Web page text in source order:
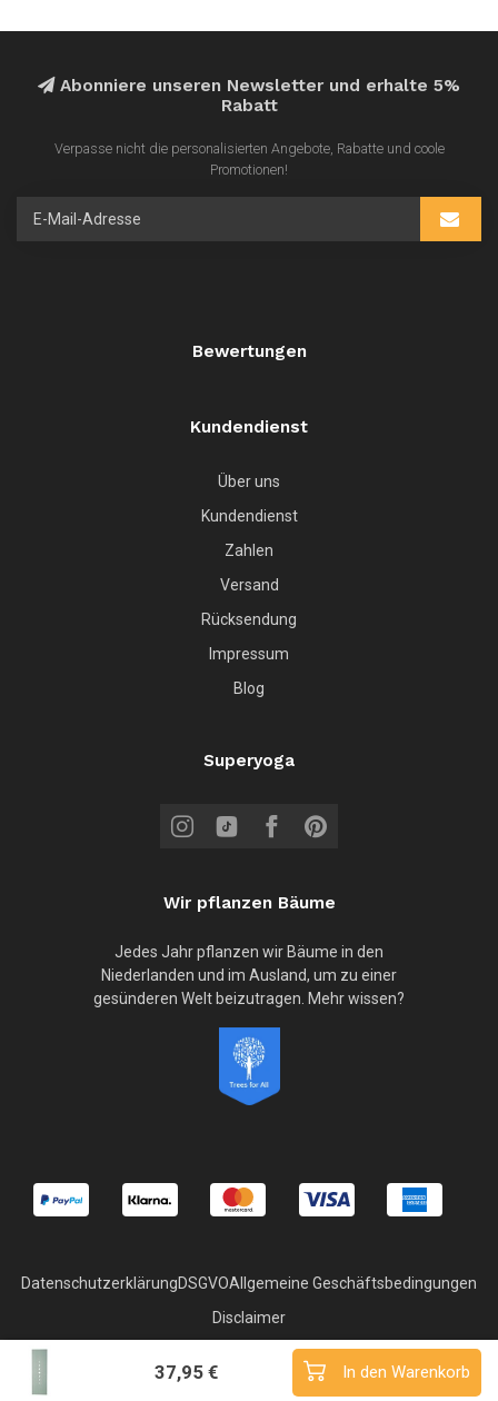
37,95 € In den Warenkorb
Abonniere unseren Newsletter und erhalte 5%
Rabatt
Verpasse nicht die personalisierten Angebote, Rabatte und coole
Promotionen!
Bewertungen
Kundendienst
Über uns
Kundendienst
Zahlen
Versand
Rücksendung
Impressum
Blog
Superyoga
Wir pflanzen Bäume
Jedes Jahr pflanzen wir Bäume in den
Niederlanden und im Ausland, um zu einer
gesünderen Welt beizutragen. Mehr wissen?
DatenschutzerklärungDSGVOAllgemeine Geschäftsbedingungen
Disclaimer
© Copyright 2026 Superyoga